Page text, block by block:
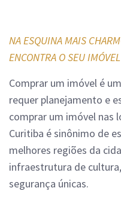
NA ESQUINA MAIS
ENCONTRA O SEU
Comprar um imóvel é
requer planejamento e
comprar um imóvel nas
Curitiba é sinônimo de
melhores regiões da
infraestrutura de
segurança únicas.